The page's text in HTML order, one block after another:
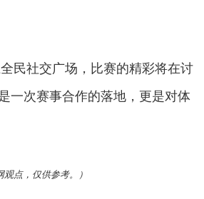
民社交广场，比赛的精彩将在讨
一次赛事合作的落地，更是对体
点，仅供参考。）